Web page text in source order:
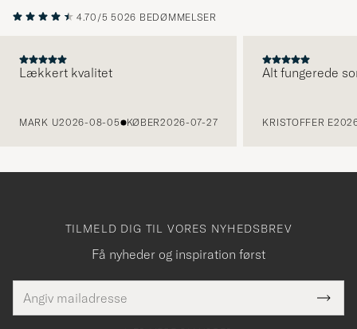
4.70/5 5026 BEDØMMELSER
Lækkert kvalitet
MARK U2026-08-05 KØBER2026-07-27
Alt fungerede
KRISTOFFER E
TILMELD DIG TIL VORES NYHEDSBREV
Få nyheder og inspiration først
mailadresse
skal
Tack
för